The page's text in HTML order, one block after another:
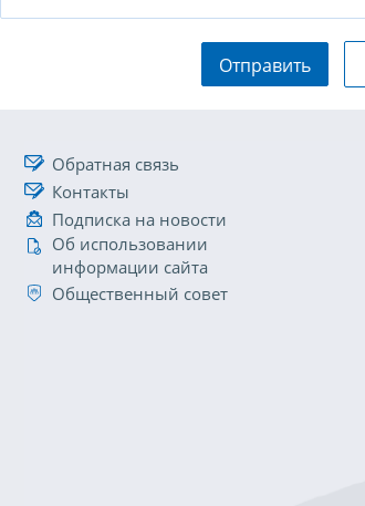
Отправить
Обратная связь
Контакты
Подписка на новости
Об использовании
информации сайта
Общественный совет